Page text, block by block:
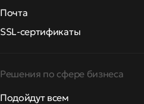
Почта
SSL-сертификаты
Решения по сфере бизнеса
Подойдут всем